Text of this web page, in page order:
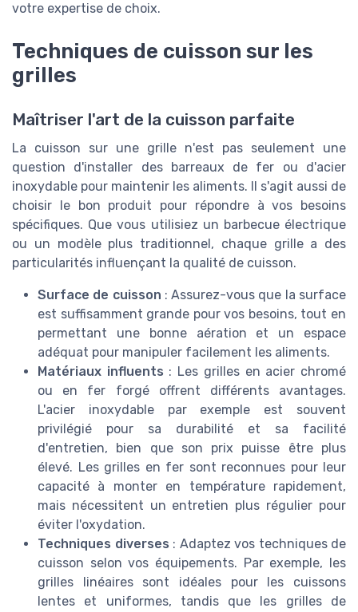
votre expertise de choix.
Techniques de cuisson sur les
grilles
Maîtriser l'art de la cuisson parfaite
La cuisson sur une grille n'est pas seulement une
question d'installer des barreaux de fer ou d'acier
inoxydable pour maintenir les aliments. Il s'agit aussi de
choisir le bon produit pour répondre à vos besoins
spécifiques. Que vous utilisiez un barbecue électrique
ou un modèle plus traditionnel, chaque grille a des
particularités influençant la qualité de cuisson.
Surface de cuisson : Assurez-vous que la surface
est suffisamment grande pour vos besoins, tout en
permettant une bonne aération et un espace
adéquat pour manipuler facilement les aliments.
Matériaux influents : Les grilles en acier chromé
ou en fer forgé offrent différents avantages.
L'acier inoxydable par exemple est souvent
privilégié pour sa durabilité et sa facilité
d'entretien, bien que son prix puisse être plus
élevé. Les grilles en fer sont reconnues pour leur
capacité à monter en température rapidement,
mais nécessitent un entretien plus régulier pour
éviter l'oxydation.
Techniques diverses : Adaptez vos techniques de
cuisson selon vos équipements. Par exemple, les
grilles linéaires sont idéales pour les cuissons
lentes et uniformes, tandis que les grilles de